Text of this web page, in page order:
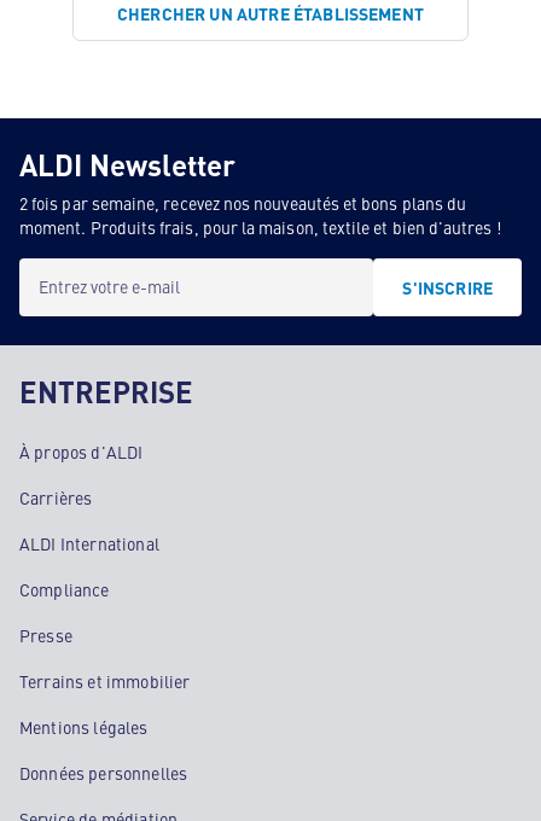
CHERCHER UN AUTRE ÉTABLISSEMENT
ALDI Newsletter
2 fois par semaine, recevez nos nouveautés et bons plans du
moment. Produits frais, pour la maison, textile et bien d'autres !
Entrez votre e-mail S'INSCRIRE
ENTREPRISE
À propos d'ALDI
Carrières
ALDI International
Compliance
Presse
Terrains et immobilier
Mentions légales
Données personnelles